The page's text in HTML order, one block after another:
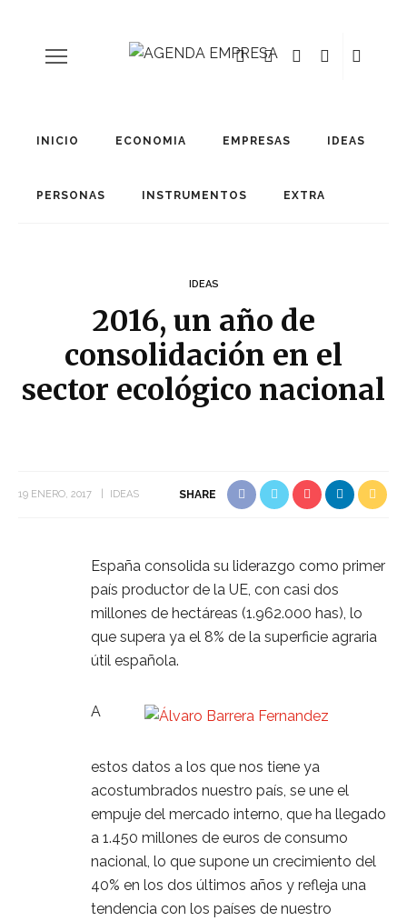
INICIO ECONOMIA EMPRESAS IDEAS
PERSONAS INSTRUMENTOS EXTRA
IDEAS
2016, un año de
consolidación en el
sector ecológico nacional
19 ENERO, 2017 IDEAS SHARE
España consolida su liderazgo como primer
país productor de la UE, con casi dos
millones de hectáreas (1.962.000 has), lo
que supera ya el 8% de la superficie agraria
útil española.
A
estos datos a los que nos tiene ya
acostumbrados nuestro país, se une el
empuje del mercado interno, que ha llegado
a 1.450 millones de euros de consumo
nacional, lo que supone un crecimiento del
40% en los dos últimos años y refleja una
tendencia con los países de nuestro